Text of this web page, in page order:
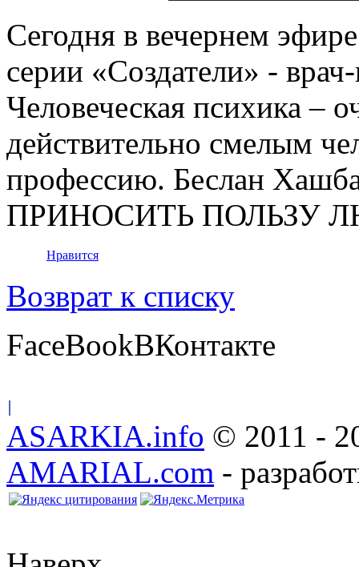
Сегодня в вечернем
серии «Создатели» -
Человеческая психика –
действительно смелым
профессию. Беслан
ПРИНОСИТЬ ПОЛЬЗУ
Нравится
Возврат к списку
FaceBookВКонтакте
ASARKIA.info © 2011 -
AMARIAL.com -